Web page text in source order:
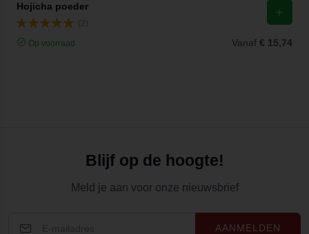
Hojicha poeder
Op voorraad Vanaf € 15,74
Blijf op de hoogte!
Meld je aan voor onze nieuwsbrief
AANMELDEN